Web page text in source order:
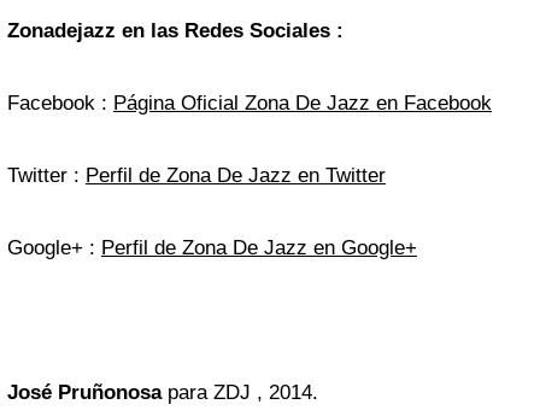
Zonadejazz en las Redes Sociales :
Facebook : Página Oficial Zona De Jazz en Facebook
Twitter : Perfil de Zona De Jazz en Twitter
Google+ : Perfil de Zona De Jazz en Google+
José Pruñonosapara ZDJ , 2014.